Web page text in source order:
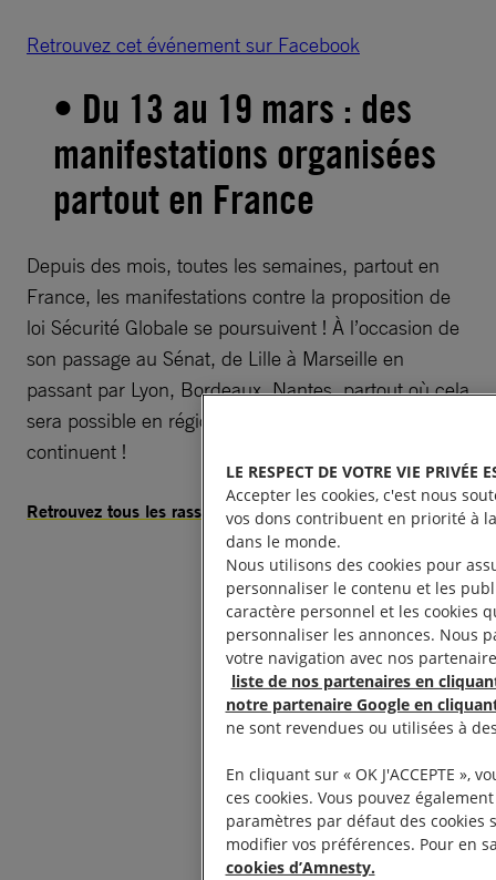
Retrouvez cet événement sur Facebook
• Du 13 au 19 mars : des
manifestations organisées
partout en France
Depuis des mois, toutes les semaines, partout en
France, les manifestations contre la proposition de
loi Sécurité Globale se poursuivent ! À l’occasion de
son passage au Sénat, de Lille à Marseille en
passant par Lyon, Bordeaux, Nantes, partout où cela
sera possible en régions, les mobilisations
continuent !
Retrouvez tous les rassemblements en France ici :
LE RESPECT DE VOTRE VIE PRIVÉE
Accepter les cookies, c'est nous
vos dons contribuent en priorité à
dans le monde.
Nous utilisons des cookies pour
personnaliser le contenu et les
caractère personnel et les cookies
personnaliser les annonces. Nous
votre navigation avec nos
liste de nos partenaires en
notre partenaire Google en
ne sont revendues ou utilisées à
En cliquant sur « OK J'ACCEPTE »,
ces cookies. Vous pouvez
paramètres par défaut des cookies
modifier vos préférences. Pour en
cookies d’Amnesty.